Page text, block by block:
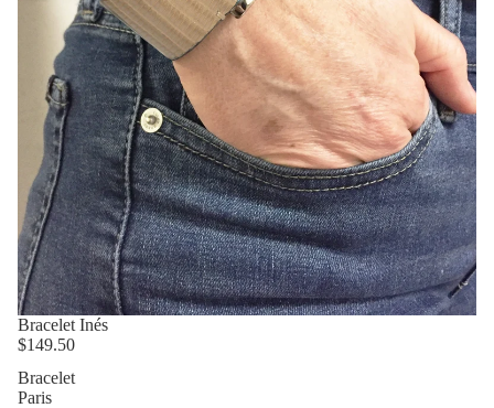
Bracelet Inés
$149.50
Bracelet
Paris